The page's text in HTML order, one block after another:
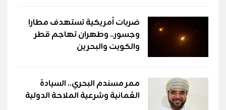
ضربات أمريكية تستهدف مطارا
وجسور.. وطهران تهاجم قطر
والكويت والبحرين
ممر مسندم البحري.. السيادة
العُمانية وشرعية الملاحة الدولية